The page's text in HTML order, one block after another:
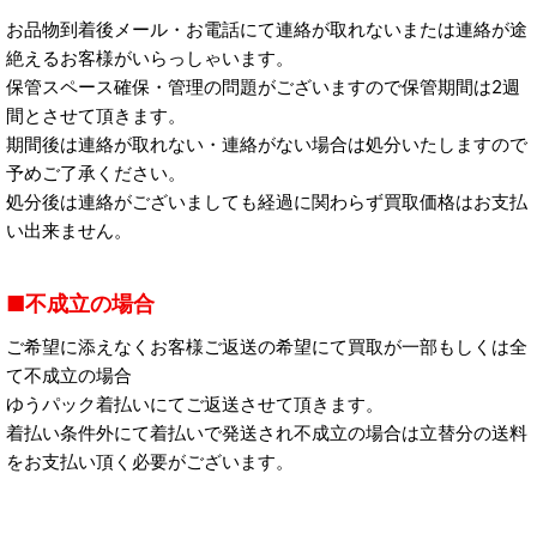
お品物到着後メール・お電話にて連絡が取れないまたは連絡が途
絶えるお客様がいらっしゃいます。
保管スペース確保・管理の問題がございますので保管期間は2週
間とさせて頂きます。
期間後は連絡が取れない・連絡がない場合は処分いたしますので
予めご了承ください。
処分後は連絡がございましても経過に関わらず買取価格はお支払
い出来ません。
不成立の場合
ご希望に添えなくお客様ご返送の希望にて買取が一部もしくは全
て不成立の場合
ゆうパック着払いにてご返送させて頂きます。
着払い条件外にて着払いで発送され不成立の場合は立替分の送料
をお支払い頂く必要がございます。